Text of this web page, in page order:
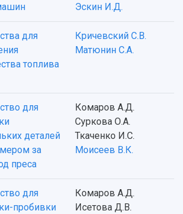
Эскин И.Д.
для
топлива
Кричевский С.В.
Матюнин С.А.
для
деталей
за
преса
Комаров А.Д.
Суркова О.А.
Ткаченко И.С.
Моисеев В.К.
для
пробивки
Комаров А.Д.
Исетова Д.В.